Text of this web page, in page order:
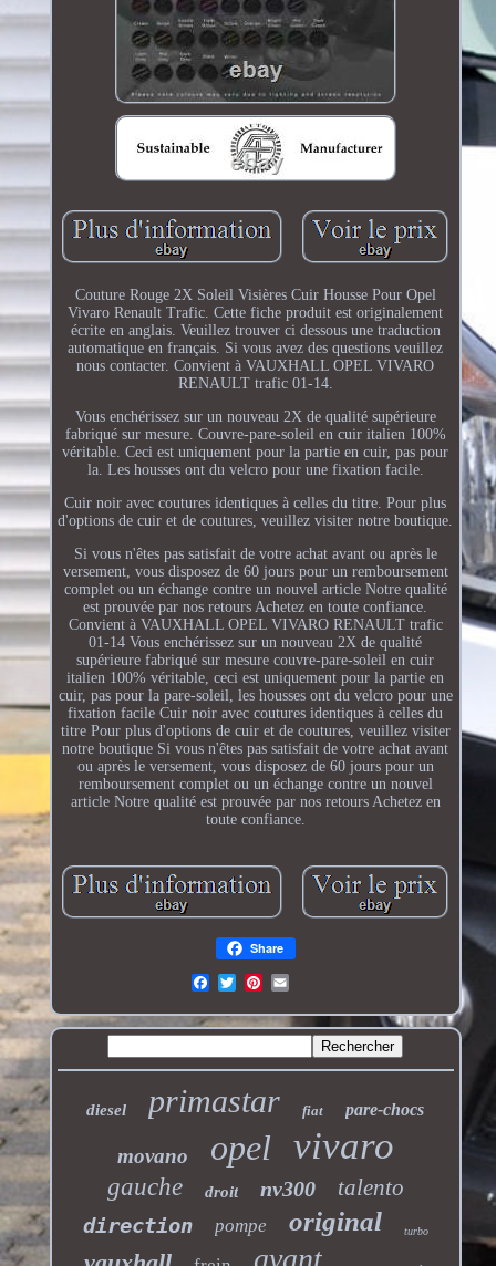
Couture Rouge 2X Soleil Visières Cuir Housse Pour Opel
Vivaro Renault Trafic. Cette fiche produit est originalement
écrite en anglais. Veuillez trouver ci dessous une traduction
automatique en français. Si vous avez des questions veuillez
nous contacter. Convient à VAUXHALL OPEL VIVARO
RENAULT trafic 01-14.
Vous enchérissez sur un nouveau 2X de qualité supérieure
fabriqué sur mesure. Couvre-pare-soleil en cuir italien 100%
véritable. Ceci est uniquement pour la partie en cuir, pas pour
la. Les housses ont du velcro pour une fixation facile.
Cuir noir avec coutures identiques à celles du titre. Pour plus
d'options de cuir et de coutures, veuillez visiter notre boutique.
Si vous n'êtes pas satisfait de votre achat avant ou après le
versement, vous disposez de 60 jours pour un remboursement
complet ou un échange contre un nouvel article Notre qualité
est prouvée par nos retours Achetez en toute confiance.
Convient à VAUXHALL OPEL VIVARO RENAULT trafic
01-14 Vous enchérissez sur un nouveau 2X de qualité
supérieure fabriqué sur mesure couvre-pare-soleil en cuir
italien 100% véritable, ceci est uniquement pour la partie en
cuir, pas pour la pare-soleil, les housses ont du velcro pour une
fixation facile Cuir noir avec coutures identiques à celles du
titre Pour plus d'options de cuir et de coutures, veuillez visiter
notre boutique Si vous n'êtes pas satisfait de votre achat avant
ou après le versement, vous disposez de 60 jours pour un
remboursement complet ou un échange contre un nouvel
article Notre qualité est prouvée par nos retours Achetez en
toute confiance.
Share
diesel primastar fiat pare-chocs
movano opel vivaro
gauche droit nv300 talento
direction pompe original turbo
avant